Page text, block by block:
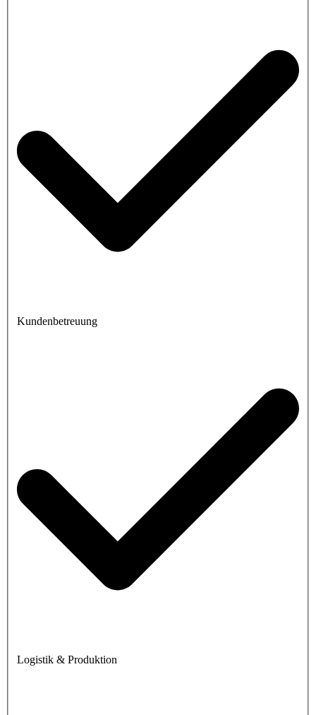
Kundenbetreuung
Logistik & Produktion